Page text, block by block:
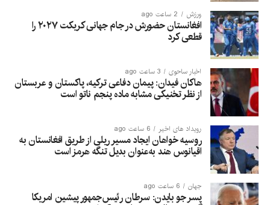
ورزش 2 ساعت ago
افغانستان حضورش در جام جهانی کریکت ۲۰۲۷ را
قطعی کرد
اخبار ساحوی 3 ساعت ago
هاکان فیدان: پیمان دفاعی ترکیه، پاکستان و عربستان
از نظر تخنیکی مشابه ماده پنجم ناتو است
رویداد های اخیر 6 ساعت ago
روسیه خواهان ایجاد مسیر ریلی از طریق افغانستان به
اقیانوس هند به‌عنوان بدیل تنگه هرمز است
جهان 6 ساعت ago
پسر جو بایدن: سرطان رئیس‌جمهور پیشین امریکا